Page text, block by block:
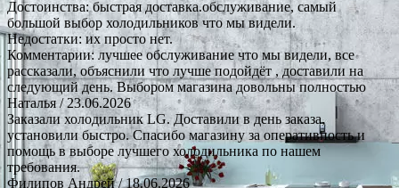
Достоинства: быстрая доставка.обслуживание, самый
большой выбор холодильников что мы видели.
Недостатки: их просто нет.
Комментарии: лучшее обслуживание что мы видели, все
рассказали, объяснили что лучше подойдёт , доставили на
следующий день. Выбором магазина довольны полностью
Наталья/ 23.06.2026
Заказали холодильник LG. Доставили в день заказа,
установили быстро. Спасибо магазину за оперативность и
помощь в выборе лучшего холодильника по нашем
требования.
Филипов Андрей/ 18.06.2026